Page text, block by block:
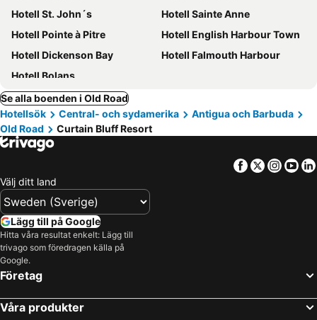
Hotell St. John´s
Hotell Sainte Anne
Hotell Pointe à Pitre
Hotell English Harbour Town
Hotell Dickenson Bay
Hotell Falmouth Harbour
Hotell Bolans
Se alla boenden i Old Road
Hotellsök
Central- och sydamerika
Antigua och Barbuda
Old Road
Curtain Bluff Resort
Facebook
Twitter
Välj ditt land
Lägg till på Google
Hitta våra resultat enkelt: Lägg till
trivago som föredragen källa på
Google.
Företag
Våra produkter